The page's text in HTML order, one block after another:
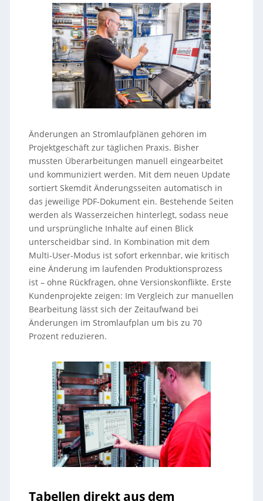
Änderungen an Stromlaufplänen gehören im
Projektgeschäft zur täglichen Praxis. Bisher
mussten Überarbeitungen manuell eingearbeitet
und kommuniziert werden. Mit dem neuen Update
sortiert Skemdit Änderungsseiten automatisch in
das jeweilige PDF-Dokument ein. Bestehende Seiten
werden als Wasserzeichen hinterlegt, sodass neue
und ursprüngliche Inhalte auf einen Blick
unterscheidbar sind. In Kombination mit dem
Multi-User-Modus ist sofort erkennbar, wie kritisch
eine Änderung im laufenden Produktionsprozess
ist – ohne Rückfragen, ohne Versionskonflikte. Erste
Kundenprojekte zeigen: Im Vergleich zur manuellen
Bearbeitung lässt sich der Zeitaufwand bei
Änderungen im Stromlaufplan um bis zu 70
Prozent reduzieren.
Tabellen direkt aus dem